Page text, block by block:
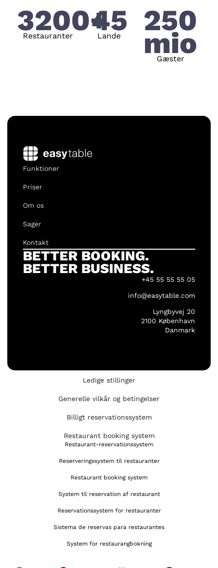
3200+
Restauranter 45
Lande 250
mio
Gæster
Funktioner
Priser
Om os
Sager
Kontakt
BETTER BOOKING.
BETTER BUSINESS.
+45 55 55 55 05
info@easytable.com
Lyngbyvej 20
2100 København
Danmark
Ledige stillinger
Generelle vilkår og betingelser
Billigt reservationssystem
Restaurant booking system
Restaurant-reservationssystem
Reserveringssystem til restauranter
Restaurant booking system
System til reservation af restaurant
Reservationssystem for restauranter
Sistema de reservas para restaurantes
System for restaurangbokning